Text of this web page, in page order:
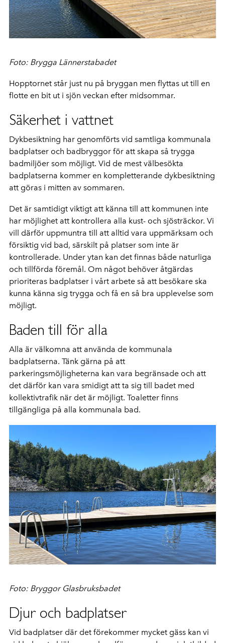
Foto: Brygga Lännerstabadet
Hopptornet står just nu på bryggan men flyttas ut till en
flotte en bit ut i sjön veckan efter midsommar.
Säkerhet i vattnet
Dykbesiktning har genomförts vid samtliga kommunala
badplatser och badbryggor för att skapa så trygga
badmiljöer som möjligt. Vid de mest välbesökta
badplatserna kommer en kompletterande dykbesiktning
att göras i mitten av sommaren.
Det är samtidigt viktigt att känna till att kommunen inte
har möjlighet att kontrollera alla kust- och sjösträckor. Vi
vill därför uppmuntra till att alltid vara uppmärksam och
försiktig vid bad, särskilt på platser som inte är
kontrollerade. Under ytan kan det finnas både naturliga
och tillförda föremål. Om något behöver åtgärdas
prioriteras badplatser i vårt arbete så att besökare ska
kunna känna sig trygga och få en så bra upplevelse som
möjligt.
Baden till för alla
Alla är välkomna att använda de kommunala
badplatserna. Tänk gärna på att
parkeringsmöjligheterna kan vara begränsade och att
det därför kan vara smidigt att ta sig till badet med
kollektivtrafik när det är möjligt. Toaletter finns
tillgängliga på alla kommunala bad.
Foto: Bryggor Glasbruksbadet
Djur och badplatser
Vid badplatser där det förekommer mycket gäss kan vi